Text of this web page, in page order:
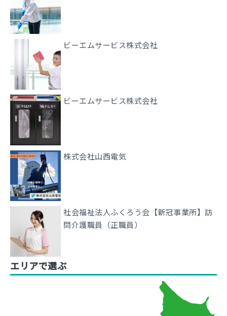
ビーエムサービス株式会社
ビーエムサービス株式会社
株式会社山西電気
社会福祉法人ふくろう会【新冠事業所】訪
問介護職員（正職員）
エリアで選ぶ